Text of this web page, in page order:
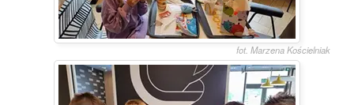
fot. Marzena Kościelniak